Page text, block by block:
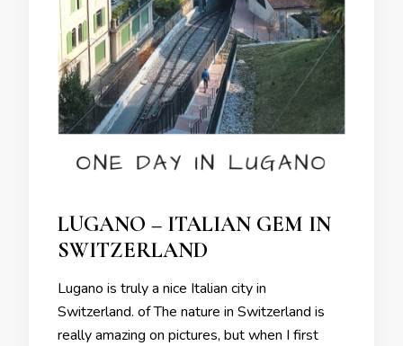
LUGANO – ITALIAN GEM IN
SWITZERLAND
Lugano is truly a nice Italian city in
Switzerland. of The nature in Switzerland is
really amazing on pictures, but when I first